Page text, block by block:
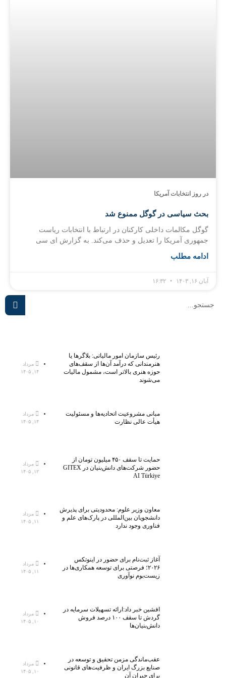
در روز انتخابات آمریکا
بحث سیاسی در گوگل ممنوع شد
گوگل مکالمات داخلی کارکنان در ارتباط با انتخابات ریاست
جمهوری آمریکا را تعدیل و حذف می‌کند. به گزارش ای سی
ادامه مطلب
آبان ۱۶, ۱۴۰۳
رئیس سازمان امور مالیاتی: بلاگر‌ها یا
هنرمندانی که درآمد آن‌ها از سقف‌های
حوزه هنری بالاتر است، مشمول مالیات
می‌شوند
مرداد
۱۴, ۱۴۰۵
مبانی مشروعیت اتحادیه‌ها و مسئولیت
هیأت عالی نظارت
مرداد
۱۴, ۱۴۰۵
حمایت تا سقف ۴۵۰ میلیون تومان از
حضور شرکت‌های دانش‌بنیان در GITEX
AI Türkiye
مرداد
۱۲, ۱۴۰۵
معاون وزیر علوم: محدودیتی برای پذیرش
دانشجویان بین‌المللی در پارک‌های علم و
فناوری وجود ندارد
مرداد
۱۱, ۱۴۰۵
آغاز ثبت‌نام برای حضور در اینوتکس
۲۰۲۶؛ فرصتی برای توسعه همکاری‌ها در
زیست‌بوم نوآوری
مرداد
۱۱, ۱۴۰۵
افشین خبر داد:ارائه تسهیلات سرمایه در
گردش تا سقف ۱۰۰ درصد فروش
دانش‌بنیان‌ها
مرداد
۱۰, ۱۴۰۵
عقب‌ماندگی مزمن تحقیق و توسعه در
صنایع بزرگ ایران و ظرفیت‌های قانونی
برای جبران آن
مرداد
۱۰, ۱۴۰۵